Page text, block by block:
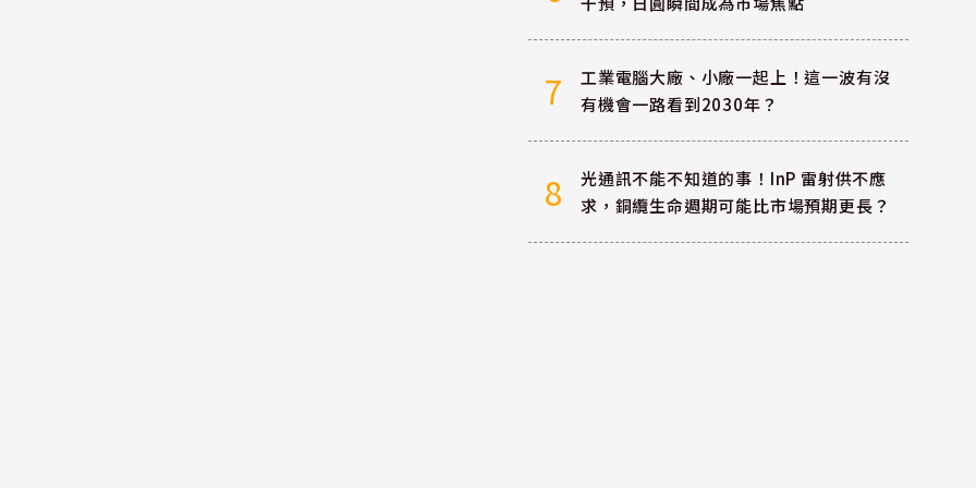
7
工業電腦大廠、小廠一起上！這一波有沒
有機會一路看到2030年？
8
光通訊不能不知道的事！InP 雷射供不應
求，銅纜生命週期可能比市場預期更長？